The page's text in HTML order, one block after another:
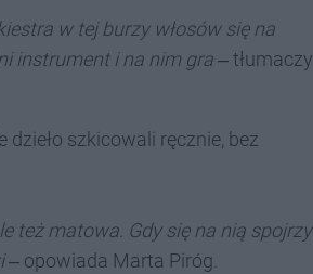
w tej burzy włosów się na
instrument i na nim gra‒ tłumaczy
szkicowali ręcznie, bez
też matowa. Gdy się na nią spojrzy
‒ opowiada Marta Piróg.